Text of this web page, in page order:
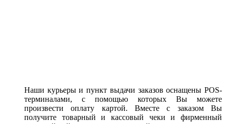
Наши курьеры и пункт выдачи заказов оснащены POS-
терминалами, с помощью которых Вы можете
произвести оплату картой. Вместе с заказом Вы
получите товарный и кассовый чеки и фирменный